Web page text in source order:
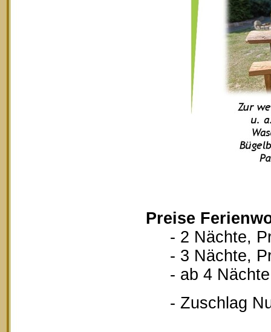
Preise
- 2 Nächte,
- 3 Nächte,
- ab 4 Nächte,
- Zuschlag